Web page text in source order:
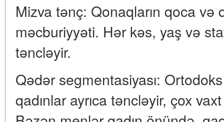
Mizva tənç: Qonaqların qoca və
məcburiyyəti. Hər kəs, yaş və
təncləyir.
Qədər segmentasiyası:
qadınlar ayrıca təncləyir, çox